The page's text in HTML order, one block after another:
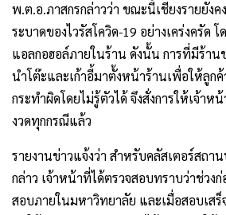
พ.ต.อ.ภาสกรกล่าวว่า ขณะนี้เชียงรายยังค
ระบาดของไวรัสโควิด-19 อย่างเคร่งครัด
แอลกอฮอล์ภายในร้าน ดังนั้น การที่มีร้าน
นำโต๊ะและเก้าอี้มาตั้งหน้าร้านเพื่อให้ลูก
กระทำผิดโดยไม่รู้ตัวได้ จึงสั่งการให้เจ้าห
งวดทุกกรณีแล้ว
รายงานข่าวแจ้งว่า สำหรับคลัสเตอร์สถา
กล่าว เจ้าหน้าที่ได้ตรวจสอบทราบว่าช่วง
สอบภายในมหาวิทยาลัย และเมื่อสอบเส